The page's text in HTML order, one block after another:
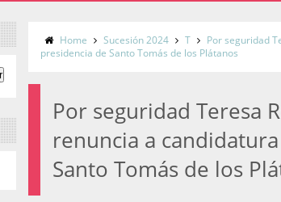
Home Sucesión 2024 T
Por seguridad
presidencia de Santo Tomás de los Plátanos
Por seguridad Teresa
renuncia a
Santo Tomás de los